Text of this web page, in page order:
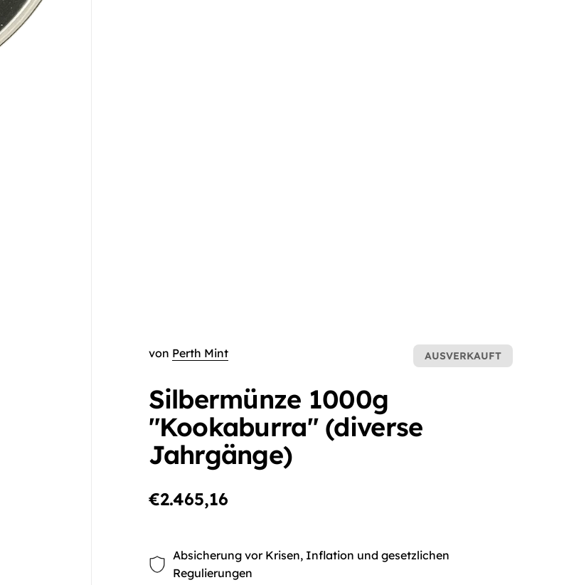
von Perth Mint
Silbermünze 1000g
"Kookaburra" (diverse
Jahrgänge)
AUSVERKAUFT
€2.465,16
Absicherung vor Krisen, Inflation und gesetzlichen
Regulierungen